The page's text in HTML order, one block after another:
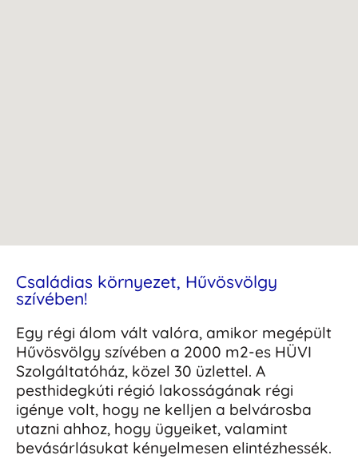
Családias környezet, Hűvösvölgy
szívében!
Egy régi álom vált valóra, amikor megépült
Hűvösvölgy szívében a 2000 m2-es HÜVI
Szolgáltatóház, közel 30 üzlettel. A
pesthidegkúti régió lakosságának régi
igénye volt, hogy ne kelljen a belvárosba
utazni ahhoz, hogy ügyeiket, valamint
bevásárlásukat kényelmesen elintézhessék.